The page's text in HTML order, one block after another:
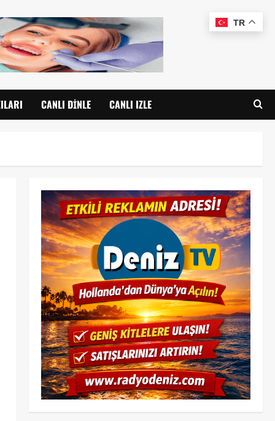
CANLI DINLE CANLI IZLE
TR